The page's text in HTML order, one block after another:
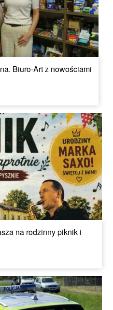
Biuro-Art z nowościami
na rodzinny piknik i